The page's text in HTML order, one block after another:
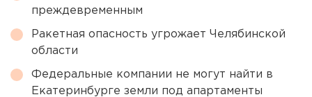
преждевременным
Ракетная опасность угрожает Челябинской
области
Федеральные компании не могут найти в
Екатеринбурге земли под апартаменты